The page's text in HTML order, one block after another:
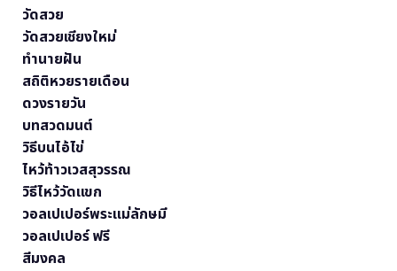
วัดสวย
วัดสวยเชียงใหม่
ทำนายฝัน
สถิติหวยรายเดือน
ดวงรายวัน
บทสวดมนต์
วิธีบนไอ้ไข่
ไหว้ท้าวเวสสุวรรณ
วิธีไหว้วัดแขก
วอลเปเปอร์พระแม่ลักษมี
วอลเปเปอร์ ฟรี
สีมงคล